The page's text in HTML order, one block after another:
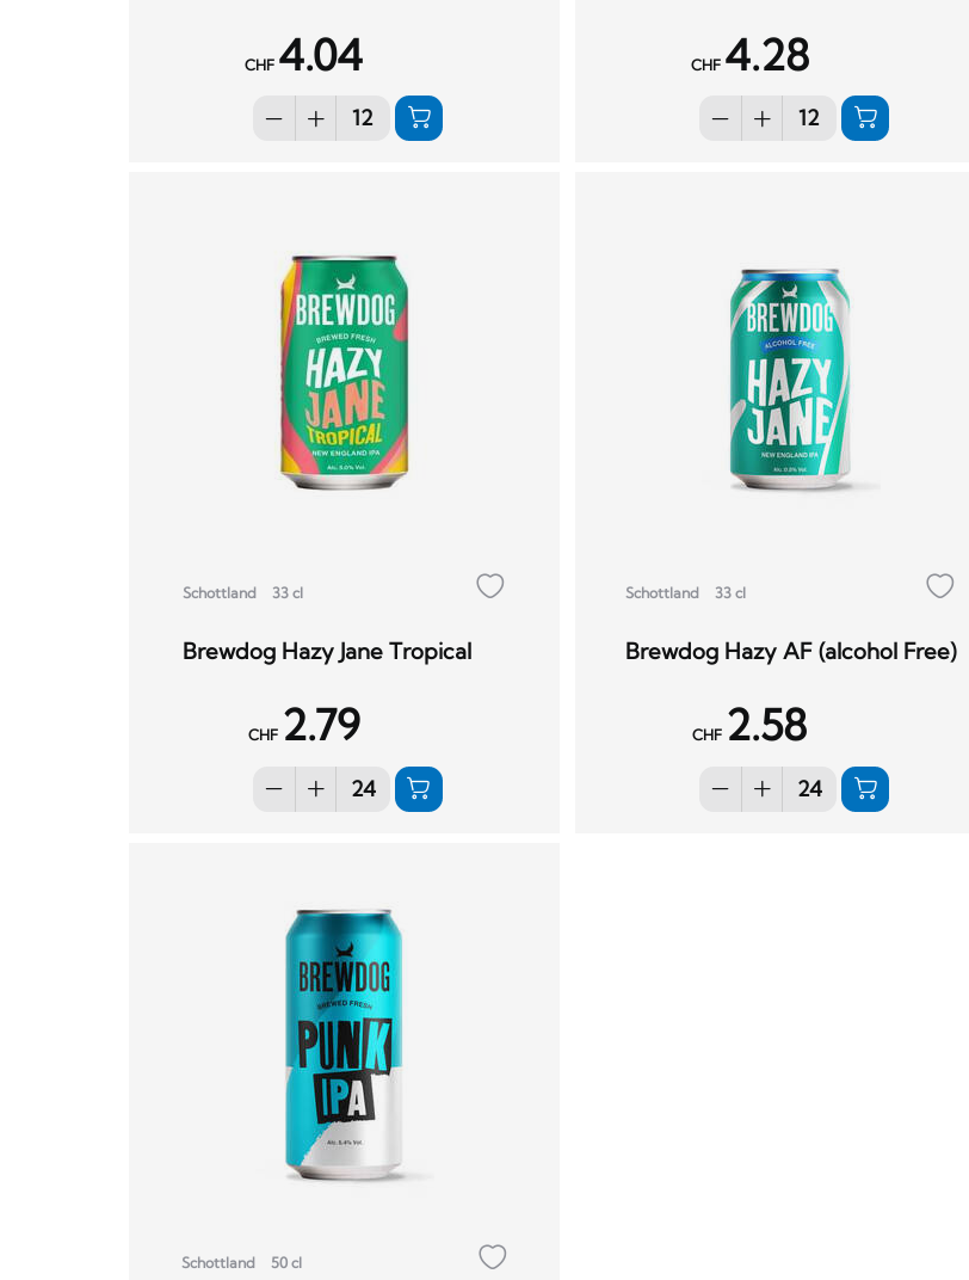
CHF 4.04 CHF 4.28
Schottland 33 cl
Brewdog Hazy Jane Tropical
CHF 2.79
Schottland 33 cl
Brewdog Hazy AF (alcohol Free)
CHF 2.58
Schottland 50 cl